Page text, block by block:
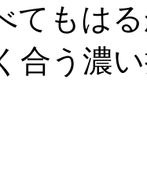
てもは
合う濃